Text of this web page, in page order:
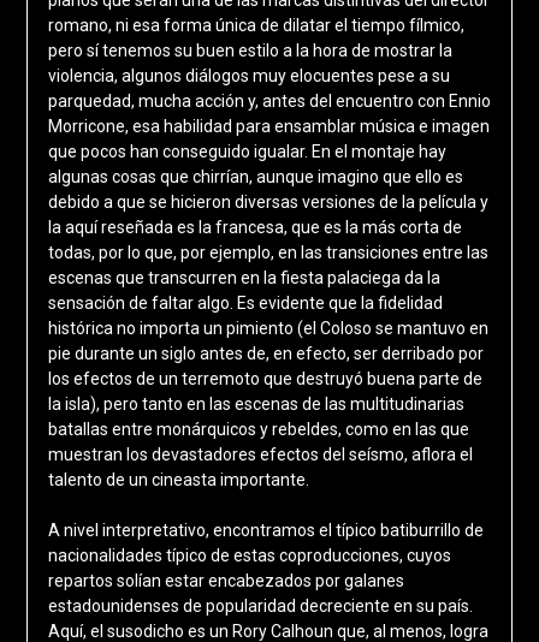
romano, ni esa forma única de dilatar el tiempo fílmico,
pero sí tenemos su buen estilo a la hora de mostrar la
violencia, algunos diálogos muy elocuentes pese a su
parquedad, mucha acción y, antes del encuentro con Ennio
Morricone, esa habilidad para ensamblar música e imagen
que pocos han conseguido igualar. En el montaje hay
algunas cosas que chirrían, aunque imagino que ello es
debido a que se hicieron diversas versiones de la película y
la aquí reseñada es la francesa, que es la más corta de
todas, por lo que, por ejemplo, en las transiciones entre las
escenas que transcurren en la fiesta palaciega da la
sensación de faltar algo. Es evidente que la fidelidad
histórica no importa un pimiento (el Coloso se mantuvo en
pie durante un siglo antes de, en efecto, ser derribado por
los efectos de un terremoto que destruyó buena parte de
la isla), pero tanto en las escenas de las multitudinarias
batallas entre monárquicos y rebeldes, como en las que
muestran los devastadores efectos del seísmo, aflora el
talento de un cineasta importante.
A nivel interpretativo, encontramos el típico batiburrillo de
nacionalidades típico de estas coproducciones, cuyos
repartos solían estar encabezados por galanes
estadounidenses de popularidad decreciente en su país.
Aquí, el susodicho es un Rory Calhoun que, al menos, logra